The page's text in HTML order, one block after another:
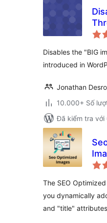
Disables the "BIG
introduced in
Jonathan
10.000+ Số
Đã kiểm tra với
The SEO
you dynamically
and "title"